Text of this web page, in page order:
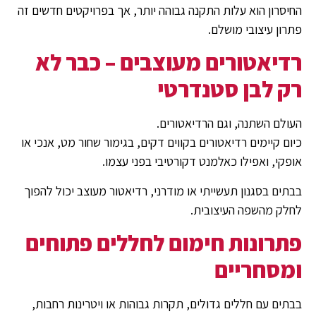
החיסרון הוא עלות התקנה גבוהה יותר, אך בפרויקטים חדשים זה
פתרון עיצובי מושלם.
רדיאטורים מעוצבים – כבר לא
רק לבן סטנדרטי
העולם השתנה, וגם הרדיאטורים.
כיום קיימים רדיאטורים בקווים דקים, בגימור שחור מט, אנכי או
אופקי, ואפילו כאלמנט דקורטיבי בפני עצמו.
בבתים בסגנון תעשייתי או מודרני, רדיאטור מעוצב יכול להפוך
לחלק מהשפה העיצובית.
פתרונות חימום לחללים פתוחים
ומסחריים
בבתים עם חללים גדולים, תקרות גבוהות או ויטרינות רחבות,